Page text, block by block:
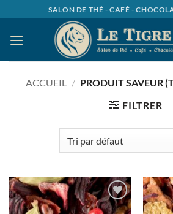
au
contenu
SALON DE THÉ - CAFÉ -
ACCUEIL / PRODUIT SAVEUR
FILTRER
Ajouter